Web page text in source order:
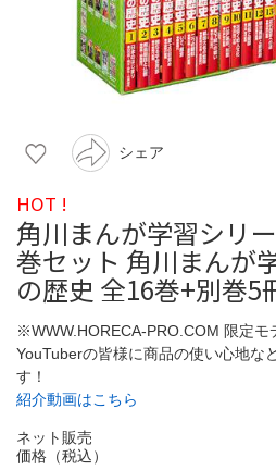
シェア
HOT !
角川まんが学習シリ
巻セット 角川まんが
の歴史 全16巻+別巻5
※WWW.HORECA-PRO.COM 限定モ
YouTuberの皆様に商品の使い心地な
す！
紹介動画はこちら
ネット販売
価格（税込）